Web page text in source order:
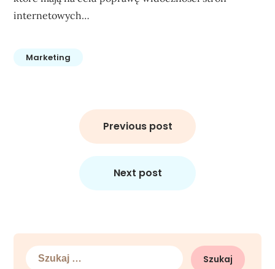
internetowych…
Marketing
Previous post
Next post
Szukaj: